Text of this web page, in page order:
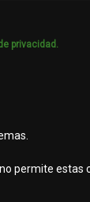
Propiedad
privacidad.
permite